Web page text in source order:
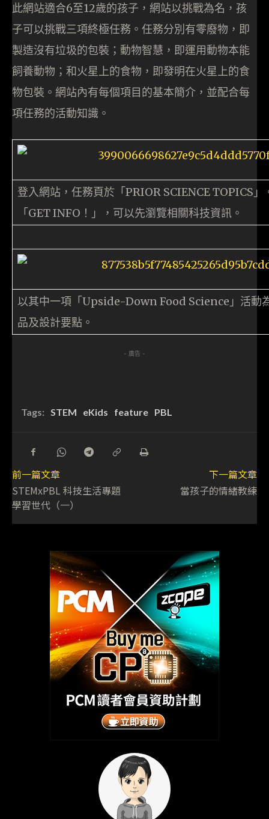
此網站適合6至12歲的孩子，網站以挑戰為名，孩
子可以挑戰三項終極任務。任務分別有零廢物，即
製造沒有垃圾的包裝；動物智慧，即運用動物本能
飼養動物；和火星上的食物，即發明在火星上的食
物包裝。網站內有每個項目的基本簡介，並配合每
項任務的活動知識。
登入網站，任務頁於「PRIOR SCIENCE TOPICS
「GET INFO！」，可以先瀏覽相關科技資訊。
以其中一項「Upside-Down Food Science」活動
品及設計要點。
- 廣告 -
Tags: STEM eKids feature PBL
前一篇文章
STEMxPBL 科技生活專題
學習世代（一）
下一篇文章
當孩子的情緒教練